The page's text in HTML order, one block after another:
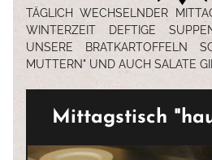
TÄGLICH WECHSELNDER
WINTERZEIT DEFTIGE
UNSERE BRATKARTOFFELN
MUTTERN" UND AUCH SALATE
Mittagstisch